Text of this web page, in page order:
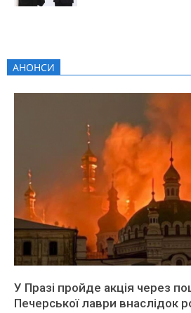
АНОНСИ
У Празі пройде акція через
Печерської лаври внаслідок